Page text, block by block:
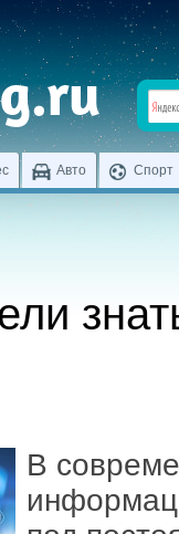
Авто Спорт
В